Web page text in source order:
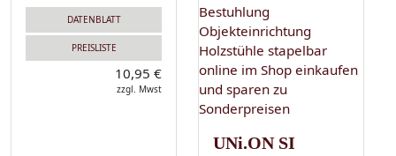
DATENBLATT
PREISLISTE
10,95 €
zzgl. Mwst
UNi.ON SI